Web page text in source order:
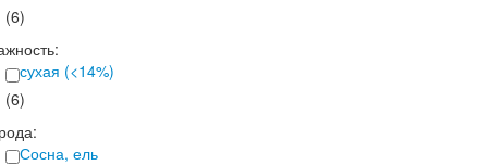
(6)
сухая (<14%)
(6)
Сосна, ель